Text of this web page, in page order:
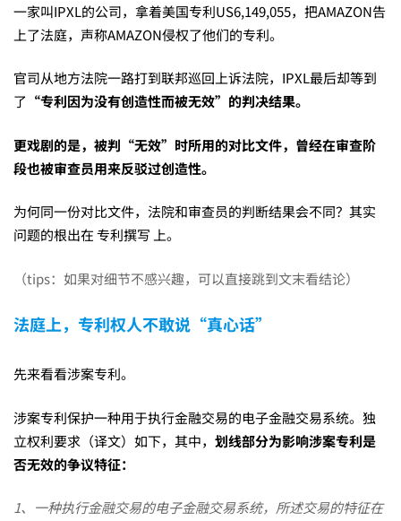
撰
写
有
硬
伤，
纵
使
能
一家叫IPXL的公司，拿着美国专利US6,149,055，把AMAZON告
上了法庭，声称AMAZON侵权了他们的专利。
官司从地方法院一路打到联邦巡回上诉法院，IPXL最后却等到
了 “专利因为没有创造性而被无效”的判决结果。
更戏剧的是，被判“无效”时所用的对比文件，曾经在审查阶
段也被审查员用来反驳过创造性。
为何同一份对比文件，法院和审查员的判断结果会不同？其实
问题的根出在 专利撰写 上。
（tips：如果对细节不感兴趣，可以直接跳到文末看结论）
法庭上，专利权人不敢说“真心话”
先来看看涉案专利。
涉案专利保护一种用于执行金融交易的电子金融交易系统。独
立权利要求（译文）如下，其中， 划线部分为影响涉案专利是
否无效的争议特征：
1、一种执行金融交易的电子金融交易系统，所述交易的特征在